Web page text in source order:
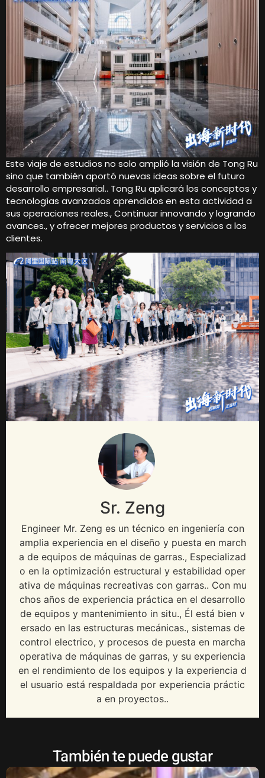
Este viaje de estudios no solo amplió la visión de Tong Ru
sino que también aportó nuevas ideas sobre el futuro
desarrollo empresarial.. Tong Ru aplicará los conceptos y
tecnologías avanzados aprendidos en esta actividad a
sus operaciones reales., Continuar innovando y logrando
avances., y ofrecer mejores productos y servicios a los
clientes.
Sr. Zeng
Engineer Mr. Zeng es un técnico en ingeniería con
amplia experiencia en el diseño y puesta en march
a de equipos de máquinas de garras., Especializad
o en la optimización estructural y estabilidad oper
ativa de máquinas recreativas con garras.. Con mu
chos años de experiencia práctica en el desarrollo
de equipos y mantenimiento in situ., Él está bien v
ersado en las estructuras mecánicas., sistemas de
control electrico, y procesos de puesta en marcha
operativa de máquinas de garras, y su experiencia
en el rendimiento de los equipos y la experiencia d
el usuario está respaldada por experiencia práctic
a en proyectos..
También te puede gustar